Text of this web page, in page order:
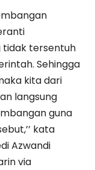
tidak tersentuh
Sehingga
kita dari
langsung
guna
kata
Azwandi
via